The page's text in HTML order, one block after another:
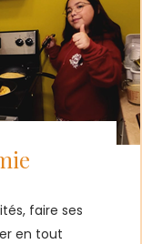
faire ses
en tout